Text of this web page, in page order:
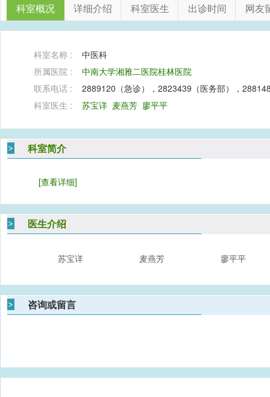
科室概况 详细介绍 科室医生 出诊时间 网友
科室名称 :
中医科
所属医院 :
中南大学湘雅二医院桂林医院
联系电话 :
2889120（急诊），2823439（医务部），
科室医生 :
苏宝详 麦燕芳 廖平平
科室简介
[查看详细]
医生介绍
苏宝详 麦燕芳 廖平平